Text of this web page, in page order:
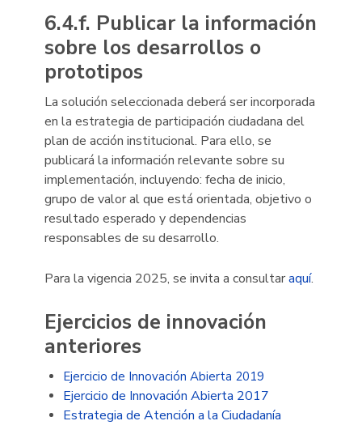
6.4.f. Publicar la información
sobre los desarrollos o
prototipos
La solución seleccionada deberá ser incorporada
en la estrategia de participación ciudadana del
plan de acción institucional. Para ello, se
publicará la información relevante sobre su
implementación, incluyendo: fecha de inicio,
grupo de valor al que está orientada, objetivo o
resultado esperado y dependencias
responsables de su desarrollo.
Para la vigencia 2025, se invita a consultaraquí.
Ejercicios de innovación
anteriores
Ejercicio de Innovación Abierta 2019
Ejercicio de Innovación Abierta 2017
Estrategia de Atención a la Ciudadanía